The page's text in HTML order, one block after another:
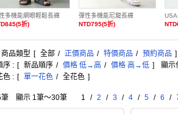
多機能網眼輕鬆長褲
折)
彈性多機能尼龍長褲
NTD795(5折)
品類型 [ 全部 / 正價商品 / 特價商品 / 預約商品 ]
序 : [ 新品順序 / 價格 低→高 / 價格 高→低 ] 顯示
色 : [ 單一花色 / 全花色 ]
筆 顯示 1筆〜30筆 1 / 2 / 3 / 4 / 5 / 6 /